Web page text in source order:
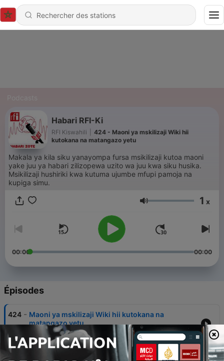
Habari RFI-Ki
RFI Kiswahili
424 - Maoni ya mskilizaji Wiki hii
kutokana na matangazo yetu
Makala ya kila siku yanayompa fursa msikilizaji kutoa maoni
yake juu ya habari zilizopewa uzito wa juu kwa siku husika.
Msikilizaji hushiriki kwa kutuma ujumbe mfupi pamoja na
kupiga simu.
Volume 1 x
00:00 00:00
Épisodes
424 - Maoni ya mskilizaji Wiki hii kutokana na
matangazo yetu
17 juil. 2026
423 Argentina kuvaana na Uhuspania kwenye fainali